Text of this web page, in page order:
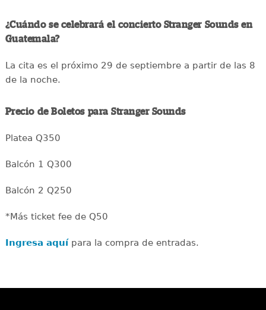
¿Cuándo se celebrará el concierto Stranger Sounds en
Guatemala?
La cita es el próximo 29 de septiembre a partir de las 8
de la noche.
Precio de Boletos para Stranger Sounds
Platea Q350
Balcón 1 Q300
Balcón 2 Q250
*Más ticket fee de Q50
Ingresa aquí para la compra de entradas.